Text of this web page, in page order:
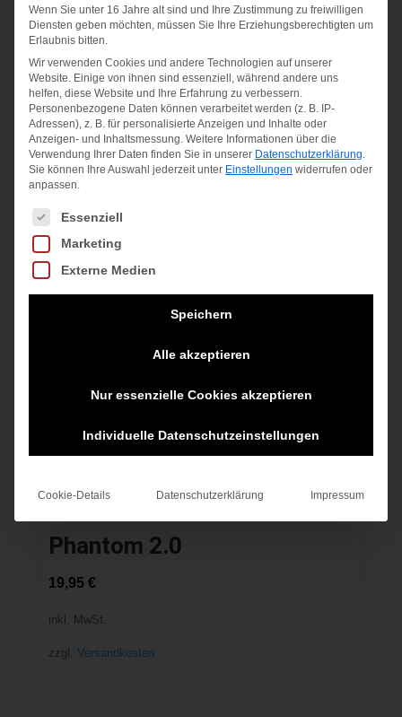
SPLASH
inkl. MwSt.
zzgl.
Versandkosten
19,95€
inkl. MwSt.
zzgl.
Versandkosten
19,90€
zzgl.
Versandkosten
Phantom 2.0
19,95 €
inkl. MwSt.
zzgl. Versandkosten
Wenn Sie unter 16 Jahre alt sind und Ihre Zustimmung zu freiwilligen
Diensten geben möchten, müssen Sie Ihre Erziehungsberechtigten um
Erlaubnis bitten.
Wir verwenden Cookies und andere Technologien auf unserer
Website. Einige von ihnen sind essenziell, während andere uns
helfen, diese Website und Ihre Erfahrung zu verbessern.
Personenbezogene Daten können verarbeitet werden (z. B. IP-
Adressen), z. B. für personalisierte Anzeigen und Inhalte oder
Anzeigen- und Inhaltsmessung. Weitere Informationen über die
Verwendung Ihrer Daten finden Sie in unserer Datenschutzerklärung
Sie können Ihre Auswahl jederzeit unter Einstellungen widerrufen oder
anpassen.
Es folgt eine Liste der Service-Gruppen, für die eine
Essenziell
Marketing
Externe Medien
Speichern
Alle akzeptieren
Nur essenzielle Cookies akzeptieren
Individuelle Datenschutzeinstellungen
Cookie-Details Datenschutzerklärung Impressum